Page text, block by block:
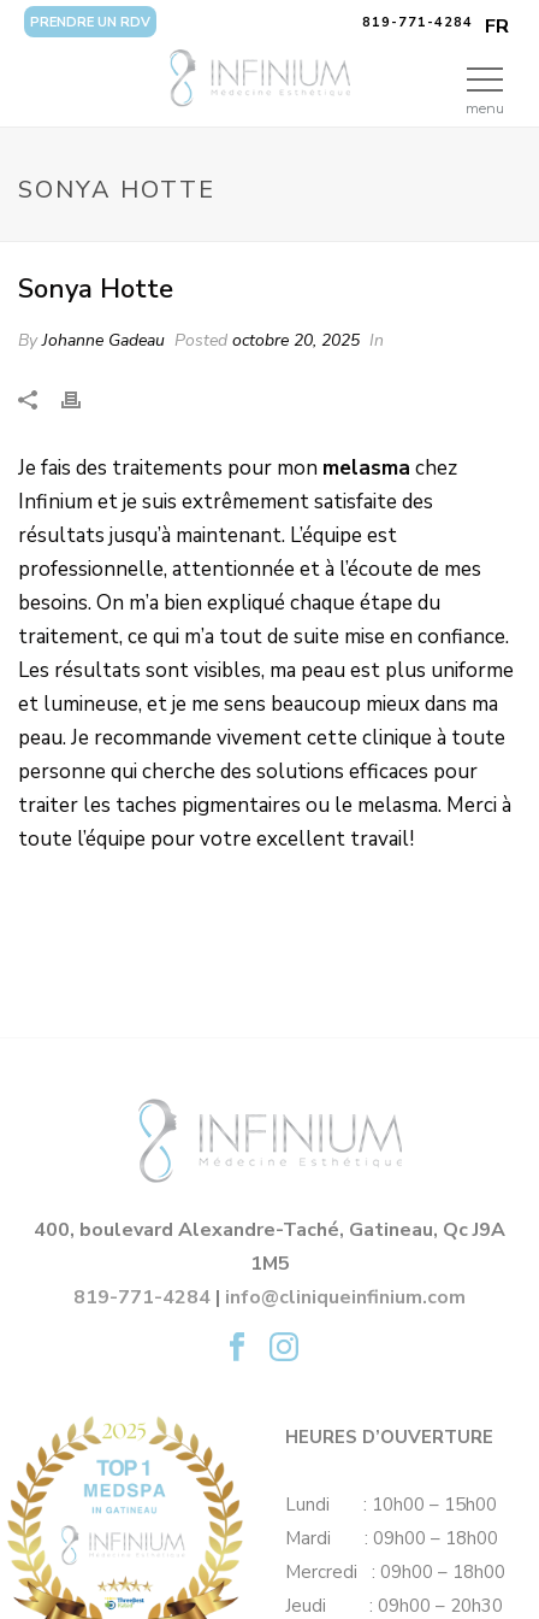
FR
819-771-4284
PRENDRE UN RDV
SONYA HOTTE
Sonya Hotte
ByJohanne Gadeau Posted octobre 20, 2025 In
Je fais des traitements pour mon melasma chez
Infinium et je suis extrêmement satisfaite des
résultats jusqu’à maintenant. L’équipe est
professionnelle, attentionnée et à l’écoute de mes
besoins. On m’a bien expliqué chaque étape du
traitement, ce qui m’a tout de suite mise en confiance.
Les résultats sont visibles, ma peau est plus uniforme
et lumineuse, et je me sens beaucoup mieux dans ma
peau. Je recommande vivement cette clinique à toute
personne qui cherche des solutions efficaces pour
traiter les taches pigmentaires ou le melasma. Merci à
toute l’équipe pour votre excellent travail!
400, boulevard Alexandre-Taché, Gatineau, Qc J9A
1M5
819-771-4284 | info@cliniqueinfinium.com
HEURES D’OUVERTURE
Lundi : 10h00 – 15h00
Mardi : 09h00 – 18h00
Mercredi : 09h00 – 18h00
Jeudi : 09h00 – 20h30
menu